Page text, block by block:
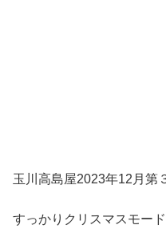
玉川高島屋2023年12月第
すっかりクリスマスモー